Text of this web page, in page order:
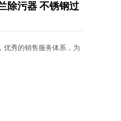
除污器 不锈钢过
优秀的销售服务体系，为